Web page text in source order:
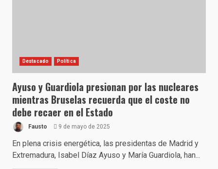
Destacado Política
Ayuso y Guardiola presionan por las nucleares
mientras Bruselas recuerda que el coste no
debe recaer en el Estado
Fausto 9 de mayo de 2025
En plena crisis energética, las presidentas de Madrid y
Extremadura, Isabel Díaz Ayuso y María Guardiola, han...